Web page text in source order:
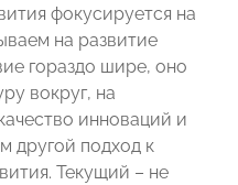
фокусируется на
на развитие
гораздо шире, оно
вокруг, на
инноваций и
другой подход к
Текущий – не